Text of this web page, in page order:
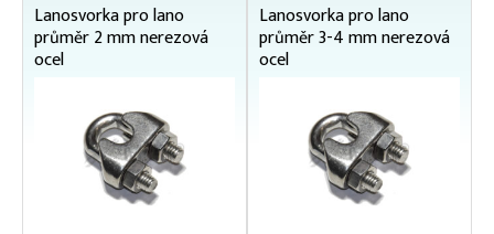
Lanosvorka pro lano
průměr 2 mm nerezová
ocel
Lanosvorka pro lano
průměr 3-4 mm nerezová
ocel